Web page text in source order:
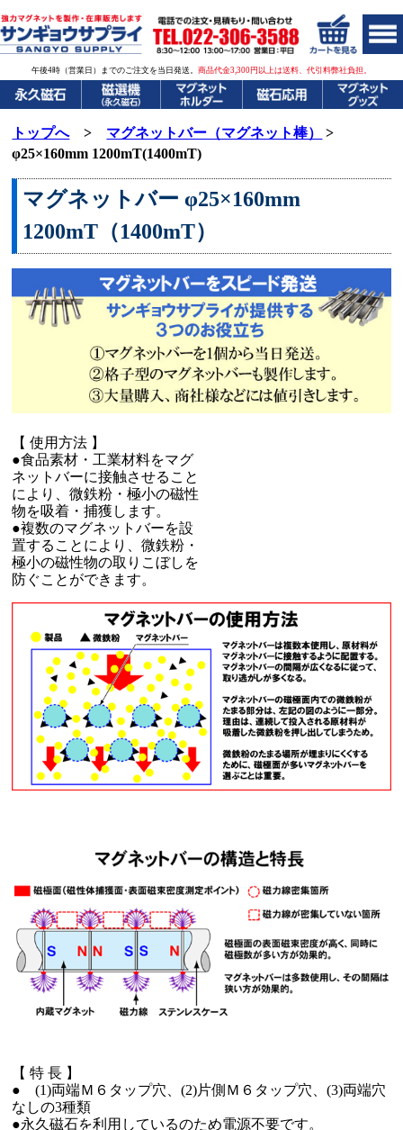
午後4時（営業日）までのご注文を当日発送。 商品代金3,300円以上は送料、代引料弊社負担。
トップへ> マグネットバー（マグネット棒）
>
φ25×160mm 1200mT(1400mT)
マグネットバー φ25×160mm
1200mT（1400mT）
【 使用方法 】
●食品素材・工業材料をマグ
ネットバーに接触させること
により、微鉄粉・極小の磁性
物を吸着・捕獲します。
●複数のマグネットバーを設
置することにより、微鉄粉・
極小の磁性物の取りこぼしを
防ぐことができます。
【 特 長 】
● (1)両端Ｍ６タップ穴、(2)片側Ｍ６タップ穴、(3)両端穴
なしの3種類
●永久磁石を利用しているのため電源不要です。